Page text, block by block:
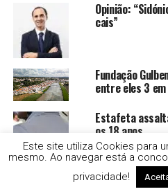
Opinião:
cais”
Fundação
entre eles 3
Estafeta
os 18 anos
Droga e alcool
Este site utiliza Cookies para
mesmo. Ao navegar está a
privacidade!